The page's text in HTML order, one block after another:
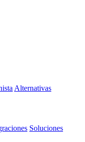
Alternativas
Soluciones